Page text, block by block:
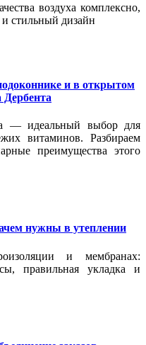
воздуха комплексно,
стильный дизайн
и в открытом
Дербента
— идеальный выбор для
витаминов. Разбираем
преимущества этого
нужны в утеплении
и мембранах:
правильная укладка и